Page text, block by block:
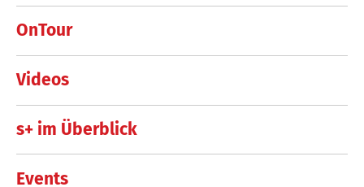
OnTour
Videos
s+ im Überblick
Events